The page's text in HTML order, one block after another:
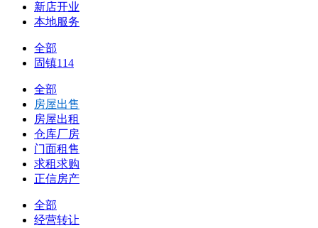
新店开业
本地服务
全部
固镇114
全部
房屋出售
房屋出租
仓库厂房
门面租售
求租求购
正信房产
全部
经营转让